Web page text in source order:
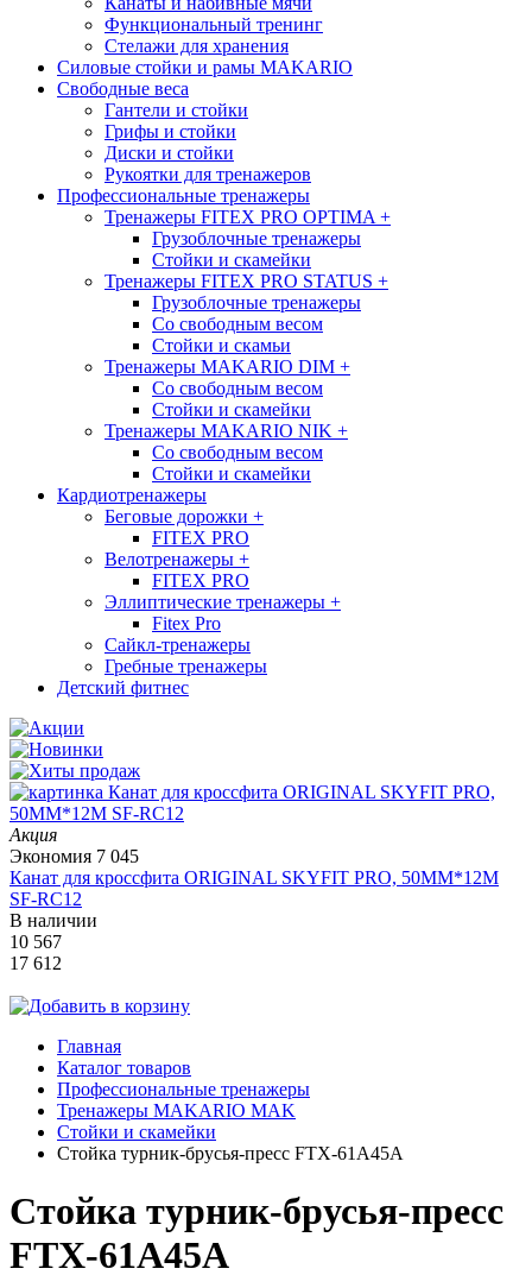
Функциональный тренинг
Стелажи для хранения
Силовые стойки и рамы MAKARIO
Свободные веса
Гантели и стойки
Грифы и стойки
Диски и стойки
Рукоятки для тренажеров
Профессиональные тренажеры
Тренажеры FITEX PRO OPTIMA +
Грузоблочные тренажеры
Стойки и скамейки
Тренажеры FITEX PRO STATUS +
Грузоблочные тренажеры
Со свободным весом
Стойки и скамьи
Тренажеры MAKARIO DIM +
Со свободным весом
Стойки и скамейки
Тренажеры MAKARIO NIK +
Со свободным весом
Стойки и скамейки
Кардиотренажеры
Беговые дорожки +
FITEX PRO
Велотренажеры +
FITEX PRO
Эллиптические тренажеры +
Fitex Pro
Сайкл-тренажеры
Гребные тренажеры
Детский фитнес
Акция
Экономия 7 045
Канат для кроссфита ORIGINAL SKYFIT PRO, 50MM*12M
SF-RС12
В наличии
10 567
17 612
Главная
Каталог товаров
Профессиональные тренажеры
Тренажеры MAKARIO MAK
Стойки и скамейки
Стойка турник-брусья-пресс FTX-61A45A
Стойка турник-брусья-пресс
FTX-61A45A